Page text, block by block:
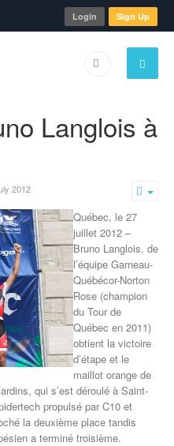
Login Sign Up
Langlois à
2012
Québec, le 27
juillet 2012 –
Bruno Langlois, de
l’équipe Garneau-
Québécor-Norton
Rose (champion
du Tour de
Québec en 2011)
obtient la victoire
d’étape et le
maillot orange de
qui s’est déroulé à Saint-
propulsé par C10 et
la deuxième place tandis
a terminé troisième.